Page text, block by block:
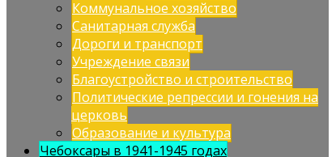
Коммунальное хозяйство
Санитарная служба
Дороги и транспорт
Учреждение связи
Благоустройство и строительство
Политические репрессии и гонения на
церковь
Образование и культура
Чебоксары в 1941-1945 годах